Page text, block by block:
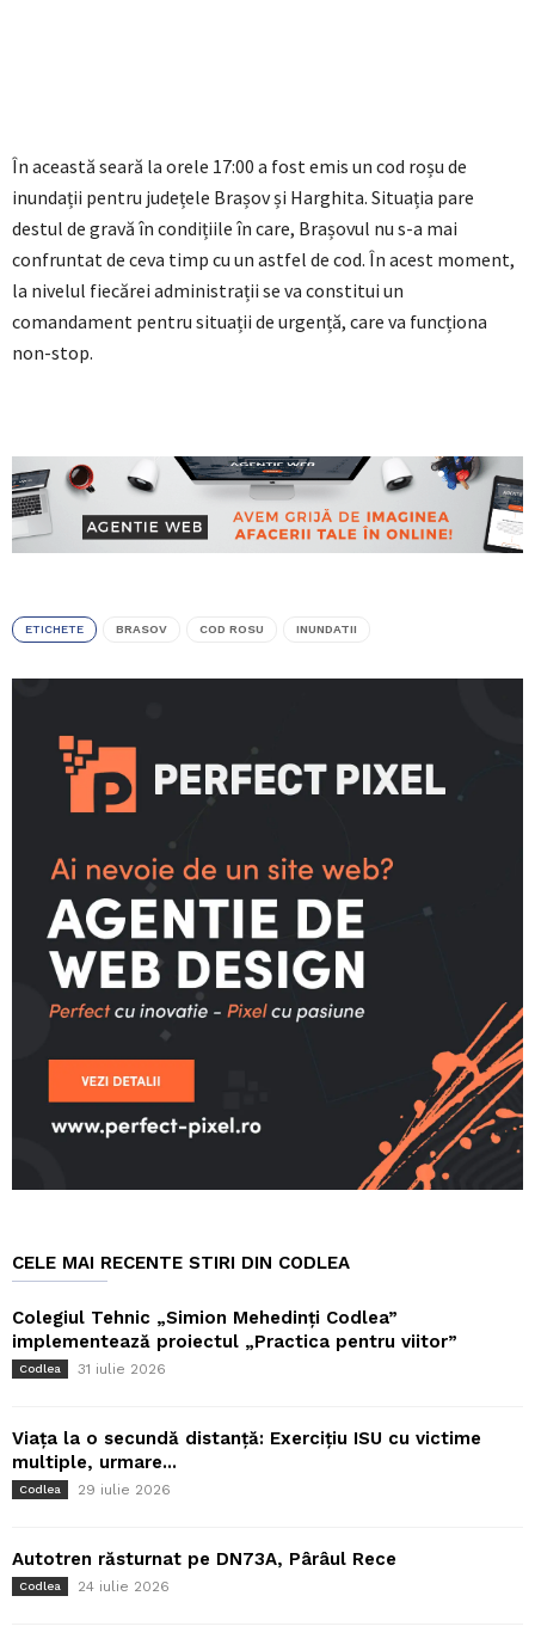
În această seară la orele 17:00 a fost emis un cod roșu de
inundații pentru județele Brașov și Harghita. Situația pare
destul de gravă în condițiile în care, Brașovul nu s-a mai
confruntat de ceva timp cu un astfel de cod. În acest moment,
la nivelul fiecărei administrații se va constitui un
comandament pentru situații de urgență, care va funcționa
non-stop.
ETICHETE BRASOV COD ROSU INUNDATII
CELE MAI RECENTE STIRI DIN CODLEA
Colegiul Tehnic „Simion Mehedinți Codlea”
implementează proiectul „Practica pentru viitor”
Codlea 31 iulie 2026
Viața la o secundă distanță: Exercițiu ISU cu victime
multiple, urmare...
Codlea 29 iulie 2026
Autotren răsturnat pe DN73A, Pârâul Rece
Codlea 24 iulie 2026